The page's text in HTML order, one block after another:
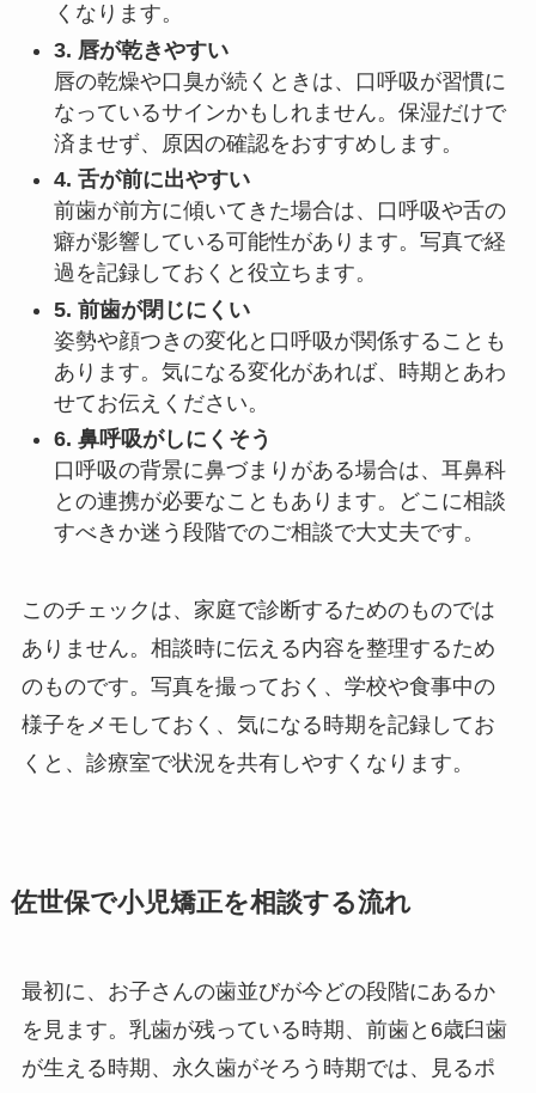
くなります。
3. 唇が乾きやすい
唇の乾燥や口臭が続くときは、口呼吸が習慣に
なっているサインかもしれません。保湿だけで
済ませず、原因の確認をおすすめします。
4. 舌が前に出やすい
前歯が前方に傾いてきた場合は、口呼吸や舌の
癖が影響している可能性があります。写真で経
過を記録しておくと役立ちます。
5. 前歯が閉じにくい
姿勢や顔つきの変化と口呼吸が関係することも
あります。気になる変化があれば、時期とあわ
せてお伝えください。
6. 鼻呼吸がしにくそう
口呼吸の背景に鼻づまりがある場合は、耳鼻科
との連携が必要なこともあります。どこに相談
すべきか迷う段階でのご相談で大丈夫です。
このチェックは、家庭で診断するためのものでは
ありません。相談時に伝える内容を整理するため
のものです。写真を撮っておく、学校や食事中の
様子をメモしておく、気になる時期を記録してお
くと、診療室で状況を共有しやすくなります。
佐世保で小児矯正を相談する流れ
最初に、お子さんの歯並びが今どの段階にあるか
を見ます。乳歯が残っている時期、前歯と6歳臼歯
が生える時期、永久歯がそろう時期では、見るポ